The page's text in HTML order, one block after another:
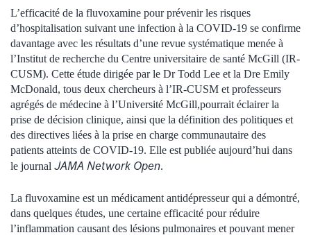
L’efficacité de la fluvoxamine pour prévenir les risques
d’hospitalisation suivant une infection à la COVID-19 se confirme
davantage avec les résultats d’une revue systématique menée à
l’Institut de recherche du Centre universitaire de santé McGill (IR-
CUSM). Cette étude dirigée par le Dr Todd Lee et la Dre Emily
McDonald, tous deux chercheurs à l’IR-CUSM et professeurs
agrégés de médecine à l’Université McGill,pourrait éclairer la
prise de décision clinique, ainsi que la définition des politiques et
des directives liées à la prise en charge communautaire des
patients atteints de COVID-19. Elle est publiée aujourd’hui dans
le journal JAMA Network Open.
La fluvoxamine est un médicament antidépresseur qui a démontré,
dans quelques études, une certaine efficacité pour réduire
l’inflammation causant des lésions pulmonaires et pouvant mener